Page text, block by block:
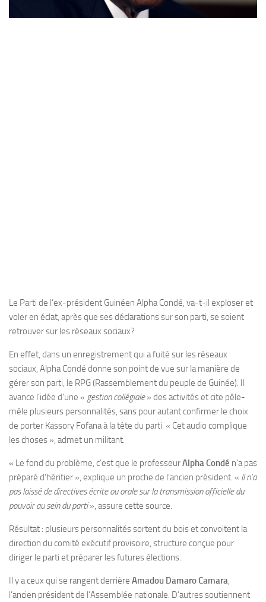
Le Parti de l’ex-président Guinéen Alpha Condé, va-t-il exploser et
voler en éclat, après que ses déclarations sur son parti, se soient
retrouver sur les réseaux sociaux?
En effet, dans un enregistrement qui a fuité sur les réseaux
sociaux, Alpha Condé donne son point de vue sur la manière de
gérer son parti, le RPG (Rassemblement du peuple de Guinée). Il
avance l’idée d’une « gestion collégiale» des activités et cite pêle-
mêle plusieurs personnalités, sans pour autant confirmer le choix
de porter Kassory Fofana à la tête du parti. « Cet audio complique
les choses », admet un militant.
« Le fond du problème, c’est que le professeurAlpha Condé n’a pas
préparé d’héritier », explique un proche de l’ancien président. « Il n’a
pas laissé de directives écrite ou orale sur la transmission officielle du
pouvoir au sein du parti», assure cette source.
Résultat : plusieurs personnalités sortent du bois et convoitent la
direction du comité exécutif provisoire, structure conçue pour
diriger le parti et préparer les futures élections.
Il y a ceux qui se rangent derrière Amadou Damaro Camara,
l’ancien président de l’Assemblée nationale. D’autres soutiennent